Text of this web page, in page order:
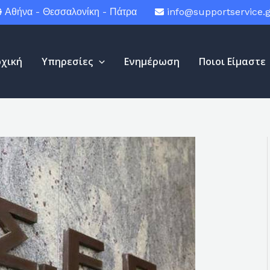
Αθήνα - Θεσσαλονίκη - Πάτρα
Υπηρεσίες Ενημέρωση Ποιοι Είμαστε